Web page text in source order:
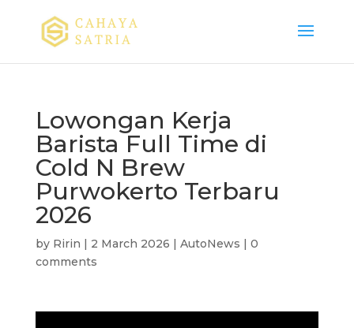
Lowongan Kerja
Barista Full Time di
Cold N Brew
Purwokerto Terbaru
2026
by Ririn | 2 March 2026 | AutoNews | 0
comments